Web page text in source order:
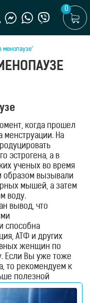
0
менопаузе"
когда прошел
менструации. На
эстрогена, а в
очень
и нуждается в
вода – лучший
ученых во время
образом вызывали
мышей, а затем
воду.
вывод, что
способна
АТФ и других
женщин по
Если Вы уже тоже
то рекомендуем к
полезной
. Берегите себя и
Вас, команда